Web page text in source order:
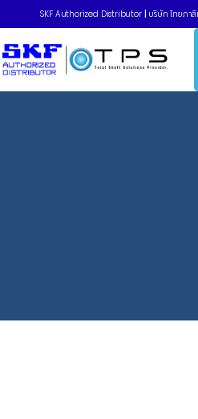
SKF Authorized Distributor บริษัท ไทยภา
Home »